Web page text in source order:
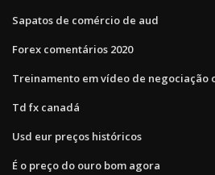
Sapatos de comércio de aud
Forex comentários 2020
Treinamento em vídeo de negociação
Td fx canadá
Usd eur preços históricos
É o preço do ouro bom agora